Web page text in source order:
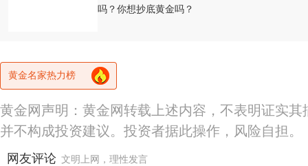
吗？你想抄底黄金吗？
黄金名家热力榜
黄金网声明：黄金网转载上述内容，不表明证实
并不构成投资建议。投资者据此操作，风险自担。
网友评论 文明上网，理性发言